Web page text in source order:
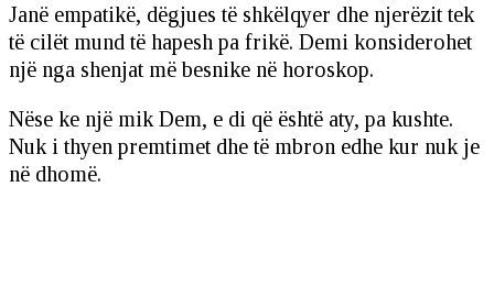
Janë empatikë, dëgjues të shkëlqyer dhe njerëzit tek
të cilët mund të hapesh pa frikë. Demi konsiderohet
një nga shenjat më besnike në horoskop.
Nëse ke një mik Dem, e di që është aty, pa kushte.
Nuk i thyen premtimet dhe të mbron edhe kur nuk je
në dhomë.